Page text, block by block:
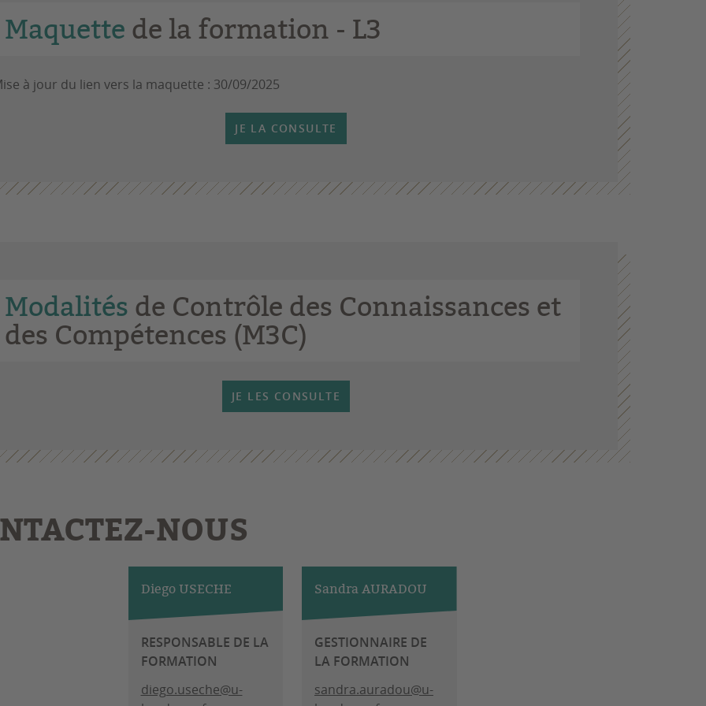
Maquette de la formation - L3
à jour du lien vers la maquette : 30/09/2025
JE LA CONSULTE
Modalités de Contrôle des Connaissances et
des Compétences (M3C)
JE LES CONSULTE
NOUS
Diego USECHE
RESPONSABLE DE LA
FORMATION
diego.useche@u-
Sandra AURADOU
GESTIONNAIRE DE
LA FORMATION
sandra.auradou@u-